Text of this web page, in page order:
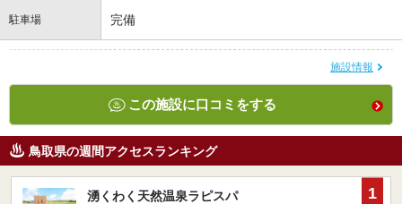
駐車場 完備
施設情報
この施設に口コミをする
鳥取県の週間アクセスランキング
湧くわく天然温泉ラピスパ
1